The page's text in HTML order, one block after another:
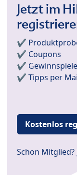
Jetzt im
✔️
✔️ Coupons
✔️ Gewinnspiele
✔️ Tipps per
Kostenlos
Schon Mitglied?